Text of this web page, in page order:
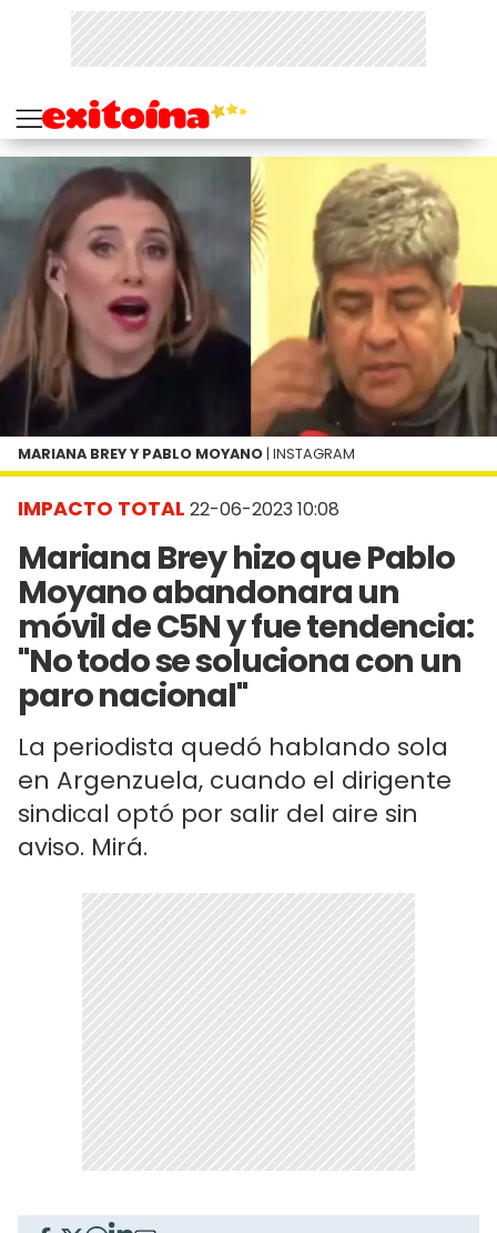
IMPACTO TOTAL 22-06-2023 10:08
Mariana Brey hizo que Pablo
Moyano abandonara un
móvil de C5N y fue tendencia:
"No todo se soluciona con un
paro nacional"
La periodista quedó hablando sola
en Argenzuela, cuando el dirigente
sindical optó por salir del aire sin
aviso. Mirá.
MARIANA BREY Y PABLO MOYANO | INSTAGRAM